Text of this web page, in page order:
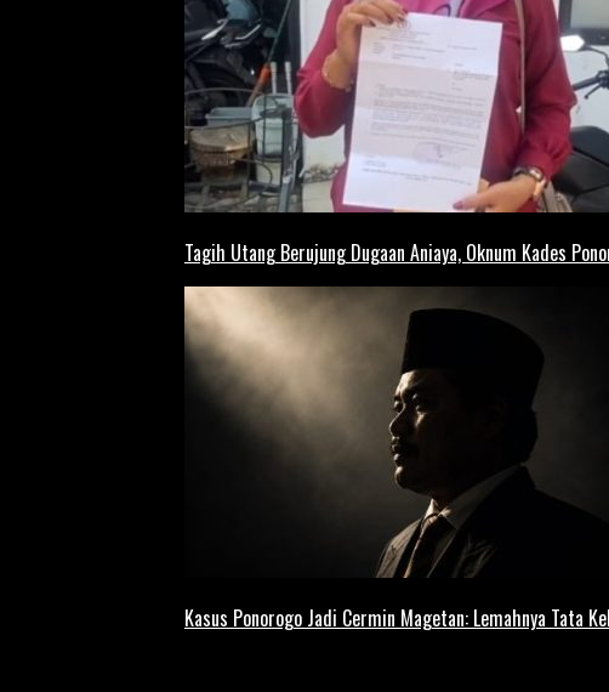
Tagih Utang Berujung Dugaan Aniaya, Oknum Kades
Kasus Ponorogo Jadi Cermin Magetan: Lemahnya Tata